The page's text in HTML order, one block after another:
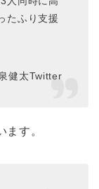
たふり支援
健太Twitter
す。